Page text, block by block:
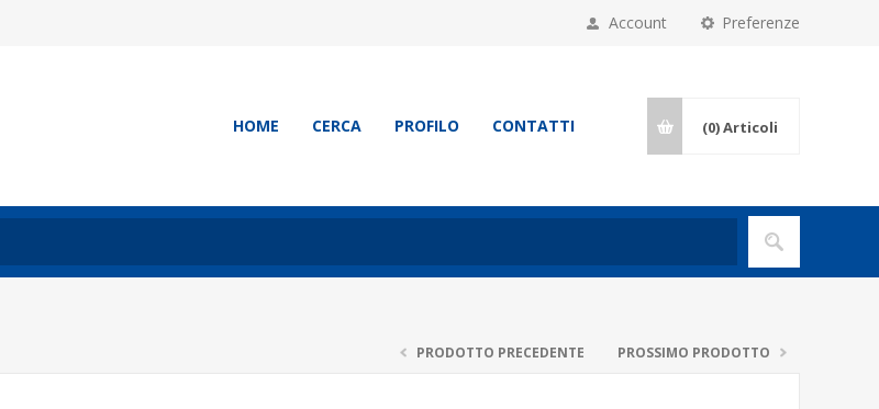
Preferenze
Account
HOME CERCA PROFILO CONTATTI (0)Articoli
PRODOTTO PRECEDENTE PROSSIMO PRODOTTO